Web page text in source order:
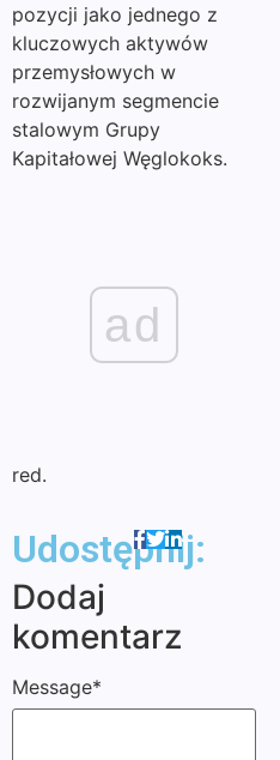
pozycji jako jednego z
kluczowych aktywów
przemysłowych w
rozwijanym segmencie
stalowym Grupy
Kapitałowej Węglokoks.
ad
red.
Udostępnij:
Dodaj
komentarz
Message*